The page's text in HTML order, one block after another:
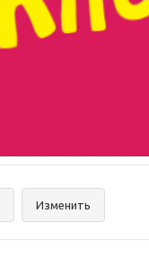
Изменить